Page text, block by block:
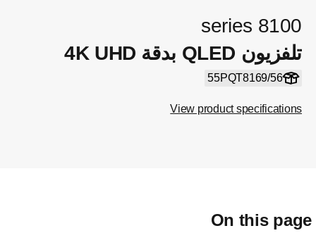
8100 series
تلفزيون QLED بدقة 4K UHD
55PQT8169/56
View product specifications
On this